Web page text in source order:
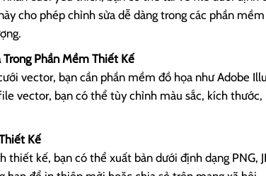
cho phép chỉnh sửa dễ dàng trong các phần
Trong Phần Mềm Thiết Kế
vector, bạn cần phần mềm đồ họa như Adobe
vector, bạn có thể tùy chỉnh màu sắc, kích
Kế
thiết kế, bạn có thể xuất bản dưới định dạng PNG,